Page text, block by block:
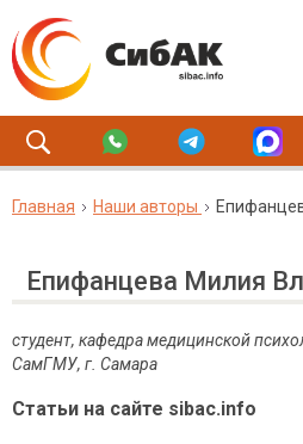
Главная Наши авторы
Епифанцева Милия
студент, кафедра медицинской
СамГМУ, г. Самара
Статьи на сайте sibac.info